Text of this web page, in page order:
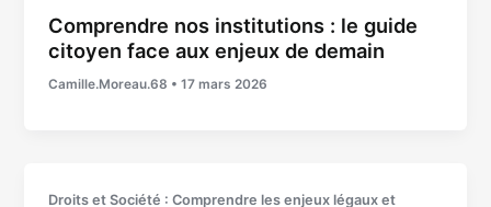
Comprendre nos institutions : le guide
citoyen face aux enjeux de demain
Camille.Moreau.68 •17 mars 2026
Droits et Société : Comprendre les enjeux légaux et